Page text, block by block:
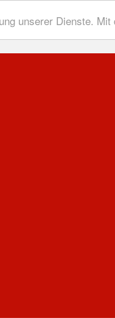
unserer Dienste.